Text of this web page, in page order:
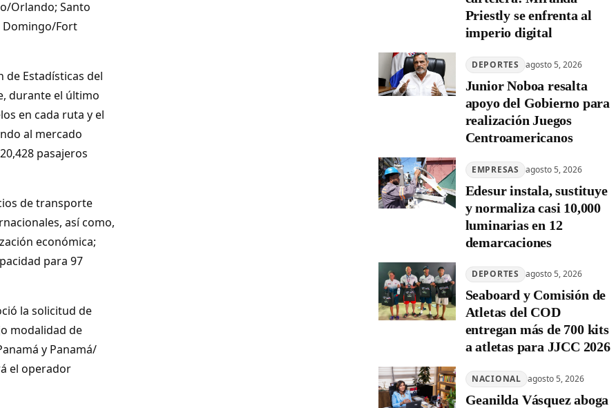
Orlando; Santo
Domingo/Fort
Estadísticas del
durante el último
en cada ruta y el
al mercado
pasajeros
de transporte
así como,
económica;
para 97
la solicitud de
modalidad de
y Panamá/
el operador
Priestly se enfrenta al
imperio digital
DEPORTES agosto 5, 2026
Junior Noboa resalta
apoyo del Gobierno para
realización Juegos
Centroamericanos
EMPRESAS agosto 5, 2026
Edesur instala, sustituye
y normaliza casi 10,000
luminarias en 12
demarcaciones
DEPORTES agosto 5, 2026
Seaboard y Comisión de
Atletas del COD
entregan más de 700 kits
a atletas para JJCC 2026
NACIONAL agosto 5, 2026
Geanilda Vásquez aboga